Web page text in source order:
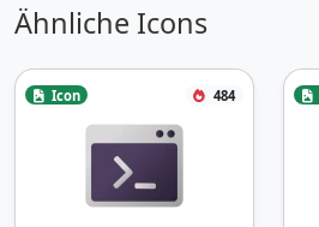
Ähnliche Icons
Icon 484